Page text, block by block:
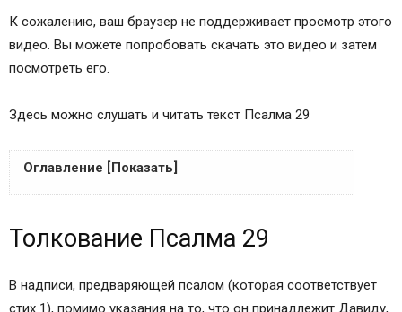
К сожалению, ваш браузер не поддерживает просмотр этого
видео. Вы можете попробовать скачать это видео и затем
посмотреть его.
Здесь можно слушать и читать текст Псалма 29
Оглавление [Показать]
Псалом-песнь, на обновление дома, Давида.
псалом 29 на русском языке
Православный Псалтырь, читать текст псалом
Толкование Псалма 29
В надписи, предваряющей псалом (которая соответствует
стих 1), помимо указания на то, что он принадлежит Давиду,